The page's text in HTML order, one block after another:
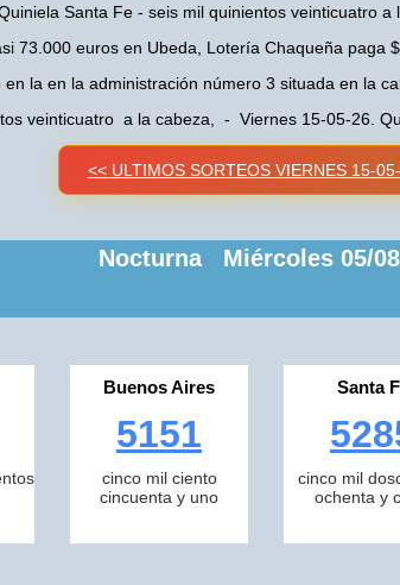
Santa Fe - seis mil quinientos veinticuatro a
73.000 euros en Ubeda, Lotería Chaqueña paga
la en la administración número 3 situada en la
veinticuatro a la cabeza, - Viernes 15-05-26.
<< ULTIMOS SORTEOS VIERNES 15-
Nocturna Miércoles 05/
Buenos Aires
5151
cinco mil ciento
cincuenta y uno
Santa
cinco mil
ochenta y